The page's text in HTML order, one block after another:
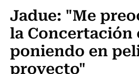
Jadue: "Me
la Concertación
poniendo en
proyecto"